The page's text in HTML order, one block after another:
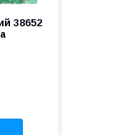
38652